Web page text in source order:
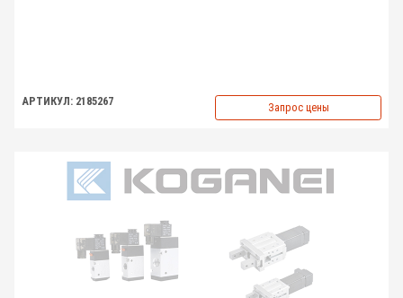
АРТИКУЛ: 2185267 Запрос цены